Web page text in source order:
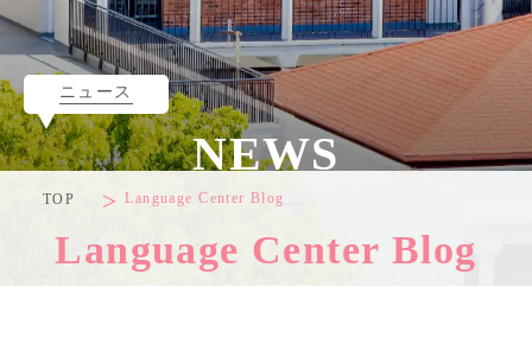
TOP Language Center Blog
Language Center Blog
NEWS
ニュース